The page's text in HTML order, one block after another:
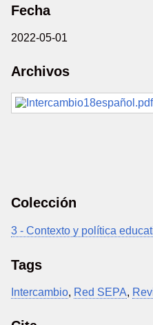
Fecha
2022-05-01
Archivos
Colección
3 - Contexto y política
Tags
Intercambio, Red SEPA,